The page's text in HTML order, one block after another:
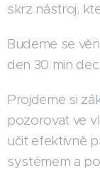
skrz nástroj,
Budeme se
den 30 min
Projdeme si
pozorovat ve
učit efektivně
systémem a